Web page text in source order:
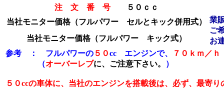
注 文 番 号
５０ｃｃ
当社モニター価格（フルパワー セルとキック併用式）
業
ご
お
当社モニター価格（フルパワー キック式）
参考 ： フルパワーの ５０cc エンジンで、
７０ｋｍ／
（オーバーレブに、ご注意下さい。 ）
５０ccの車体に、当社のエンジンを搭載後は、必ず、最寄